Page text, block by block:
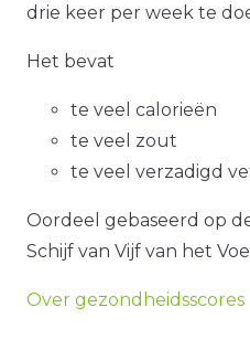
drie keer per week te
Het bevat
te veel calorieën
te veel zout
te veel verzadigd
Oordeel gebaseerd op
Schijf van Vijf van het
Over gezondheidsscores